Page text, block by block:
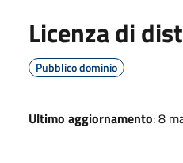
Licenza di
Pubblico dominio
Ultimo aggiornamento: 8